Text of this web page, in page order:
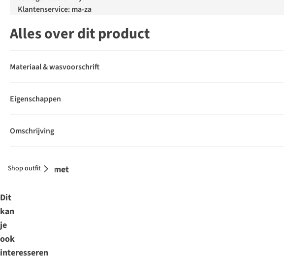
Klantenservice: ma-za
Alles over dit product
Materiaal & wasvoorschrift
Eigenschappen
Omschrijving
Combineer met
Shop outfit
Dit
kan
je
ook
interesseren